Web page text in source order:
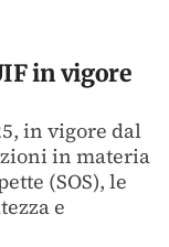
in vigore
in vigore dal
in materia
(SOS), le
e